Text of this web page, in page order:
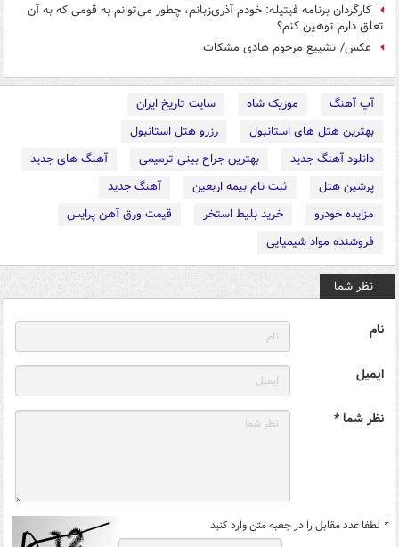
کارگردان برنامه فیتیله: خودم آذری‌زبانم، چطور می‌توانم به قومی که به آن
تعلق دارم توهین کنم؟
عکس/ تشییع مرحوم هادی مشکات
آپ آهنگ موزیک شاه
سایت تاریخ ایران
بهترین هتل های استانبول
رزرو هتل استانبول
دانلود آهنگ جدید
بهترین جراح بینی ترمیمی
آهنگ های جدید
پرشین هتل
ثبت نام بیمه اربعین
آهنگ جدید
مزایده خودرو
خرید بلیط استخر
قیمت ورق آهن پرایس
فروشنده مواد شیمیایی
نظر شما
نام
ایمیل
نظر شما *
* لطفا عدد مقابل را در جعبه متن وارد کنید